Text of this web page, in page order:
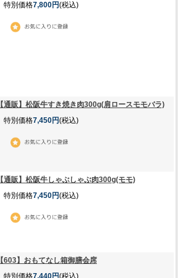
特別価格7,800円(税込)
【通販】松阪牛すき焼き肉300g(肩ロースモモバラ)
特別価格7,450円(税込)
【通販】松阪牛しゃぶしゃぶ肉300g(モモ)
特別価格7,450円(税込)
【603】おもてなし箱御膳会席